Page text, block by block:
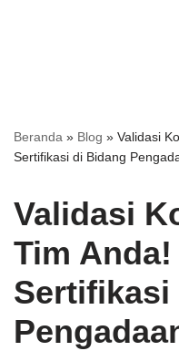
Beranda » Blog » Validasi
Sertifikasi di Bidang
Validasi
Tim
Sertifikasi